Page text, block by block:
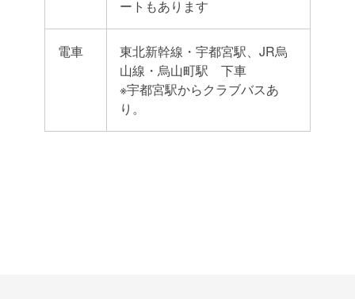
ートもあります
電車
東北新幹線・宇都宮駅、JR烏
山線・烏山町駅 下車
※宇都宮駅からクラブバスあ
り。